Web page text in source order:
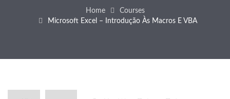
Home
Courses
Microsoft Excel – Introdução Às Macros E VBA